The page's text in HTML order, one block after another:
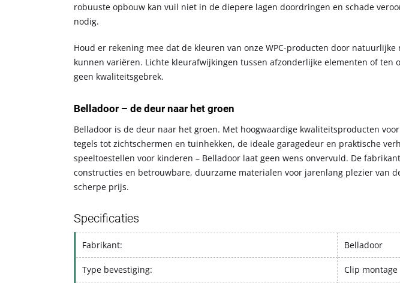
robuuste opbouw kan vuil niet in de diepere lagen doordringen en schade
nodig.
Houd er rekening mee dat de kleuren van onze WPC-producten door
kunnen variëren. Lichte kleurafwijkingen tussen afzonderlijke elementen of ten
geen kwaliteitsgebrek.
Belladoor – de deur naar het groen
Belladoor is de deur naar het groen. Met hoogwaardige kwaliteitsproducten
tegels tot zichtschermen en tuinhekken, de ideale garagedeur en praktische
speeltoestellen voor kinderen – Belladoor laat geen wens onvervuld. De
constructies en betrouwbare, duurzame materialen voor jarenlang plezier van
scherpe prijs.
Specificaties
Fabrikant: Belladoor
Type bevestiging: Clip montage